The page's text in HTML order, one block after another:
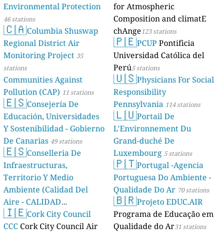
Environmental Protection
46 stations
🇨🇦Columbia Shuswap
Regional District Air
Monitoring Project 35
stations
Communities Against
Pollution (CAP) 11 stations
🇪🇸Consejería De
Educación, Universidades
Y Sostenibilidad - Gobierno
De Canarias 49 stations
🇪🇸Conselleria De
Infraestructuras,
Territorio Y Medio
Ambiente (Calidad Del
Aire - CALIDAD
AMBIENTAL) 23 stations
🇮🇪Cork City Council
CCC Cork City Council Air
for Atmospheric
Composition and climatE
chAnge123 stations
🇵🇪PCUP Pontificia
Universidad Católica del
Perú5 stations
🇺🇸Physicians For Social
Responsibility
Pennsylvania 114 stations
🇱🇺Portail De
L'Environnement Du
Grand-duché De
Luxembourg 5 stations
🇵🇹Portugal -Agencia
Portuguesa Do Ambiente -
Qualidade Do Ar 70 stations
🇧🇷Projeto EDUC.AIR
Programa de Educação em
Qualidade do Ar31 stations